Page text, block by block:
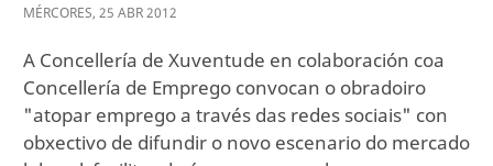
MÉRCORES, 25 ABR2012
A Concellería de Xuventude en colaboración coa
Concellería de Emprego convocan o obradoiro
"atopar emprego a través das redes sociais" con
obxectivo de difundir o novo escenario do mercado